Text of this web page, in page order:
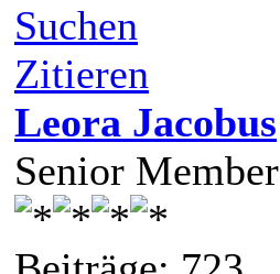
Suchen
Zitieren
Leora Jacobus
Senior Member